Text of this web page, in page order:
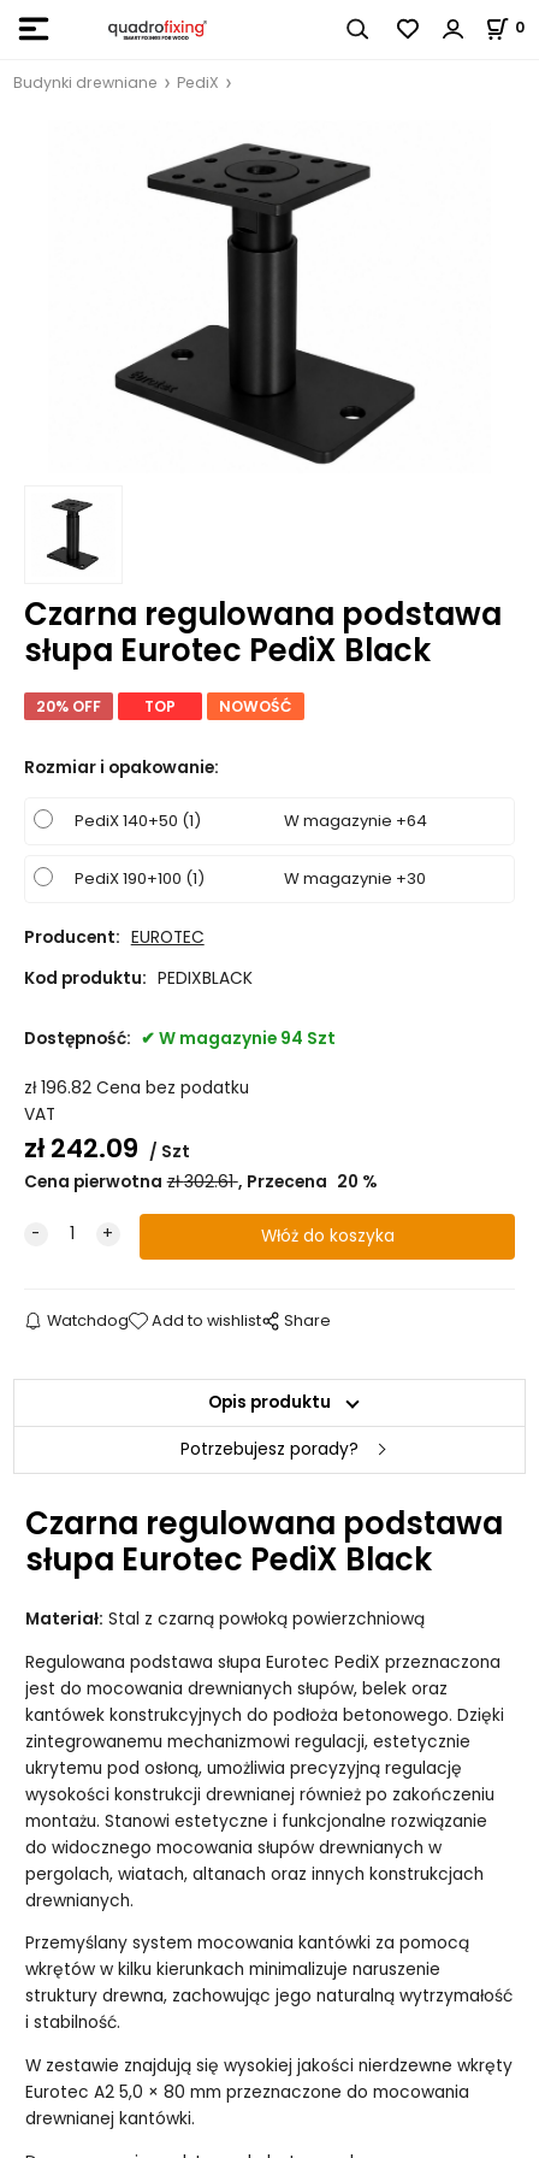
0
Budynki drewniane PediX
Czarna regulowana podstawa
słupa Eurotec PediX Black
20% OFF TOP NOWOŚĆ
Rozmiar i opakowanie:
PediX 140+50 (1) W magazynie +64
PediX 190+100 (1) W magazynie +30
Producent: EUROTEC
Kod produktu: PEDIXBLACK
Dostępność: W magazynie 94 Szt
zł196.82 Cena bez podatku
VAT
zł242.09
Szt
Cena pierwotna zł302.61 Przecena 20 %
Watchdog Add to wishlist Share
Opis produktu
Potrzebujesz porady?
Czarna regulowana podstawa
słupa Eurotec PediX Black
Materiał: Stal z czarną powłoką powierzchniową
Regulowana podstawa słupa Eurotec PediX przeznaczona
jest do mocowania drewnianych słupów, belek oraz
kantówek konstrukcyjnych do podłoża betonowego. Dzięki
zintegrowanemu mechanizmowi regulacji, estetycznie
ukrytemu pod osłoną, umożliwia precyzyjną regulację
wysokości konstrukcji drewnianej również po zakończeniu
montażu. Stanowi estetyczne i funkcjonalne rozwiązanie
do widocznego mocowania słupów drewnianych w
pergolach, wiatach, altanach oraz innych konstrukcjach
drewnianych.
Przemyślany system mocowania kantówki za pomocą
wkrętów w kilku kierunkach minimalizuje naruszenie
struktury drewna, zachowując jego naturalną wytrzymałość
i stabilność.
W zestawie znajdują się wysokiej jakości nierdzewne wkręty
Eurotec A2 5,0 × 80 mm przeznaczone do mocowania
drewnianej kantówki.